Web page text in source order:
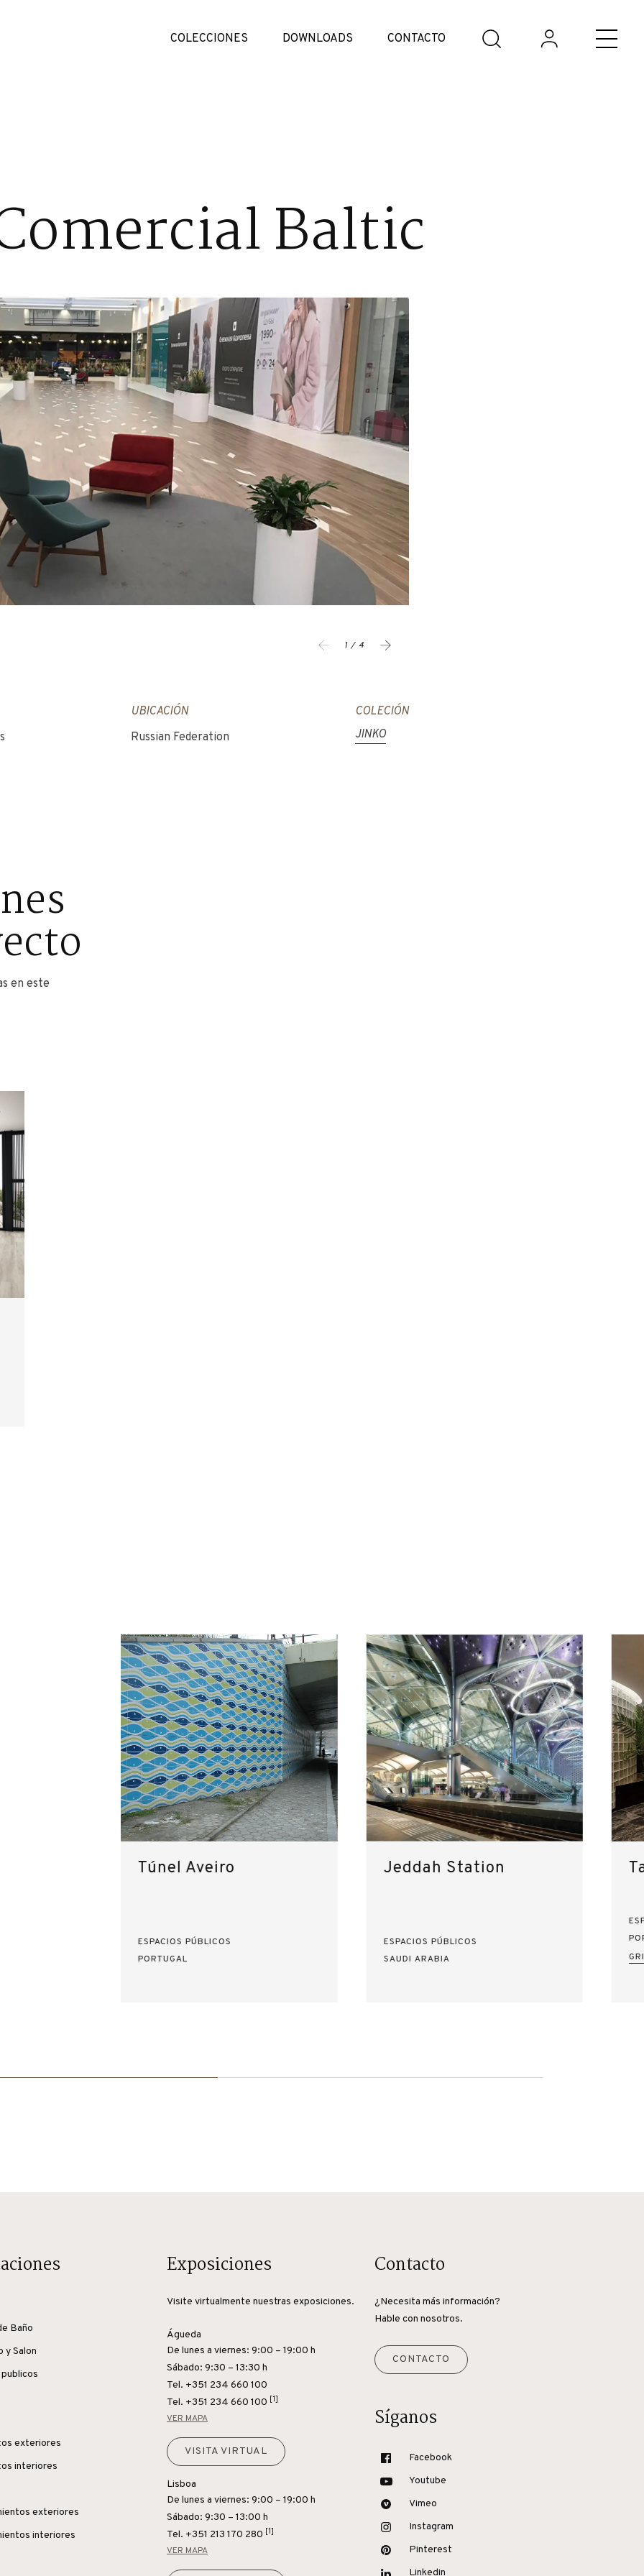
COLECCIONES DOWNLOADS CONTACTO
Baltic
1 / 4
UBICACIÓN
Russian Federation
COLECIÓN
JINKO
en este
Túnel Aveiro
ESPACIOS PÚBLICOS
PORTUGAL
Jeddah Station
ESPACIOS PÚBLICOS
SAUDI ARABIA
Baño
y Salon
exteriores
interiores
exteriores
interiores
Exposiciones
Visite virtualmente nuestras exposiciones.
Águeda
De lunes a viernes: 9:00 – 19:00 h
Sábado: 9:30 – 13:30 h
Tel. +351 234 660 100
Tel. +351 234 660 100 [1]
VER MAPA
VISITA VIRTUAL
Lisboa
De lunes a viernes: 9:00 – 19:00 h
Sábado: 9:30 – 13:00 h
Tel. +351 213 170 280 [1]
VER MAPA
Contacto
¿Necesita más información?
Hable con nosotros.
CONTACTO
Síganos
Facebook
Youtube
Vimeo
Instagram
Pinterest
Linkedin